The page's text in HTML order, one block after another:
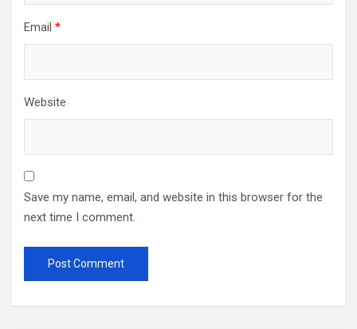
Email *
Website
Save my name, email, and website in this browser for the
next time I comment.